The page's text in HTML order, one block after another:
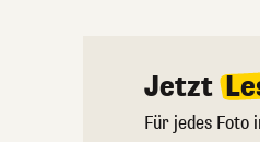
Jetzt
Für jedes Foto